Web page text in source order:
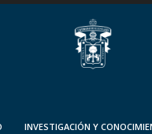
INVESTIGACIÓN Y